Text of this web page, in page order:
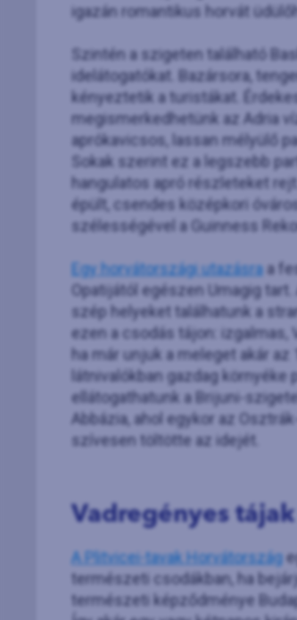
igazán romantikus horvát
Szintén a szigeten található
idelátogatókat. Bazársora,
kényeztetik a turistákat.
megismerkedhetünk az Adria
aprókavicsos, lassan mélyülő
Sokak szerint ez a legszebb
hangulatos apró részleteket
épült, csendes középkori
szélességével a Guinness
Egy horvátországi utazásraa
Opatijától egészen Umagig
szép helyeket találhatunk a
ezen a csodás tájon: izgalmas,
ha már unjuk a meleget akár
látnivalókban gazdag
ellátogathatunk a Brijuni-
Abbázia, ahol egykor az
szívesen töltötte az idejét.
Vadregényes
A Plitvicei-tavak Horvátország
természeti csodákban, ha
természeti képződménye